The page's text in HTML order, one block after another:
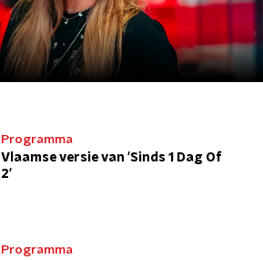
Programma
Vlaamse versie van 'Sinds 1 Dag Of
2'
Programma